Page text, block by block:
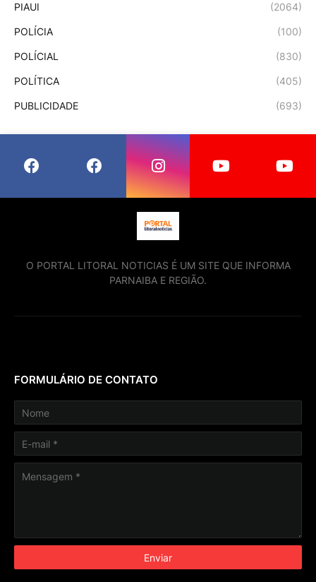
PIAUI (2064)
POLÍCIA (100)
POLÍCIAL (830)
POLÍTICA (405)
PUBLICIDADE (693)
O PORTAL LITORAL NOTICIAS É UM SITE QUE INFORMA
PARNAIBA E REGIÃO.
FORMULÁRIO DE CONTATO